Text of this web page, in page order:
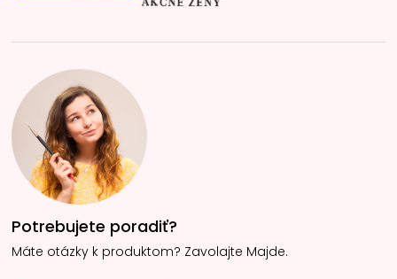
Potrebujete poradiť?
Máte otázky k produktom? Zavolajte Majde.